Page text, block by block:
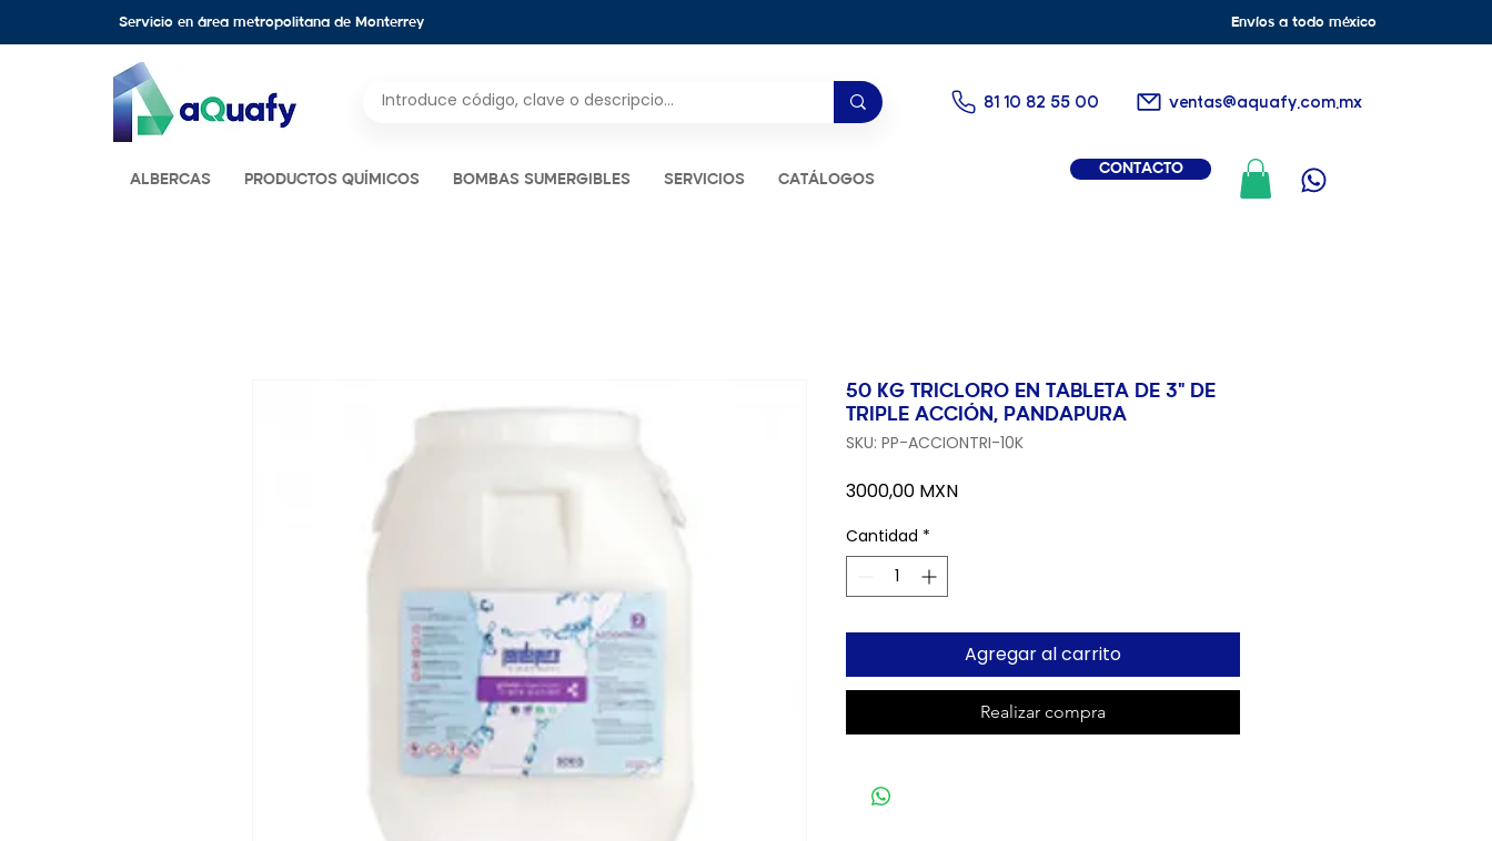
Servicio en área metropolitana de Monterrey Envíos a todo méxico
81 10 82 55 00 ventas@aquafy.com.mx
ALBERCAS PRODUCTOS QUÍMICOS BOMBAS SUMERGIBLES SERVICIOS CATÁLOGOS
CONTACTO
50 KG TRICLORO EN TABLETA DE 3" DE
TRIPLE ACCIÓN, PANDAPURA
SKU: PP-ACCIONTRI-10K
3000,00 MXNPrecio
Cantidad *
Agregar al carrito
Realizar compra